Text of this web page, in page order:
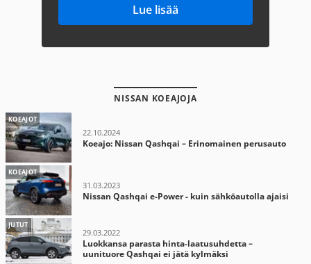
Lue lisää
NISSAN KOEAJOJA
KOEAJOT
22.10.2024
Koeajo: Nissan Qashqai – Erinomainen perusauto
KOEAJOT
31.03.2023
Nissan Qashqai e-Power - kuin sähköautolla ajaisi
JUTUT
29.03.2022
Luokkansa parasta hinta-laatusuhdetta –
uunituore Qashqai ei jätä kylmäksi